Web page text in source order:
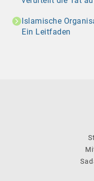
Islamische
Ein Leitfaden